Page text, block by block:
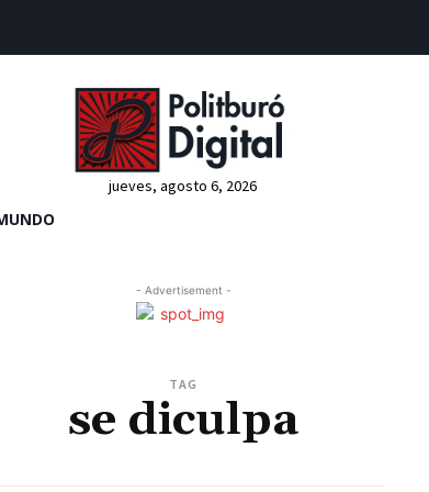
jueves, agosto 6, 2026
- Advertisement -
TAG
se diculpa